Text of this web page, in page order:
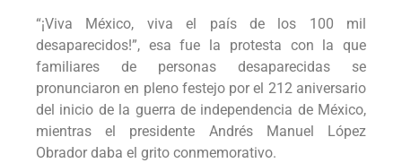
“¡Viva México, viva el país de los 100 mil
desaparecidos!”, esa fue la protesta con la que
familiares de personas desaparecidas se
pronunciaron en pleno festejo por el 212 aniversario
del inicio de la guerra de independencia de México,
mientras el presidente Andrés Manuel López
Obrador daba el grito conmemorativo.